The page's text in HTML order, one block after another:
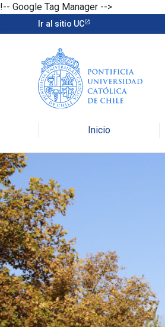
!-- Google Tag Manager -->
Ir al sitio UC
Inicio